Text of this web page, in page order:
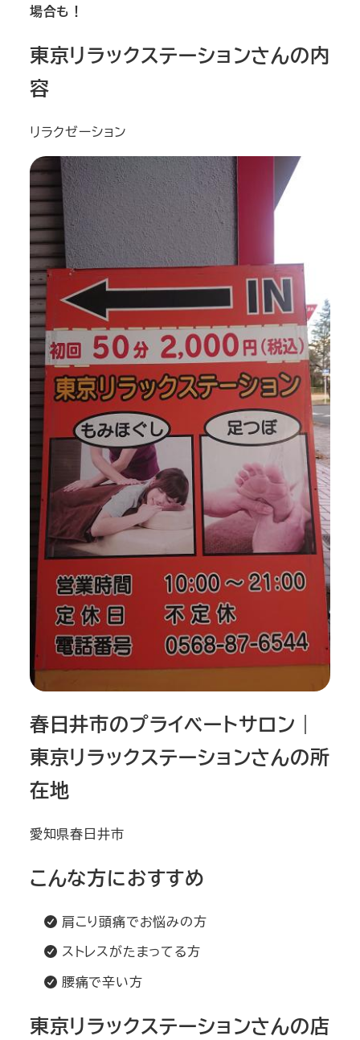
場合も！
東京リラックステーションさんの内
容
リラクゼーション
春日井市のプライベートサロン｜
東京リラックステーションさんの所
在地
愛知県春日井市
こんな方におすすめ
肩こり頭痛でお悩みの方
ストレスがたまってる方
腰痛で辛い方
東京リラックステーションさんの店